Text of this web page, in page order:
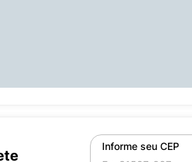
Informe seu CEP